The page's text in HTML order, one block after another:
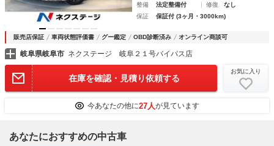
整備
法定整備付 修復
なし
保証
保証付 (3ヶ月・3000km)
販売店保証 車両状態評価書 グー鑑定 OBD診断済み オンライン商談可
岐阜県岐阜市 ネクステージ 岐阜２１号バイパス店
在庫を確認・見積り依頼する
お気に入り
今あなたの他に27人が見ています
あなたにおすすめの中古車